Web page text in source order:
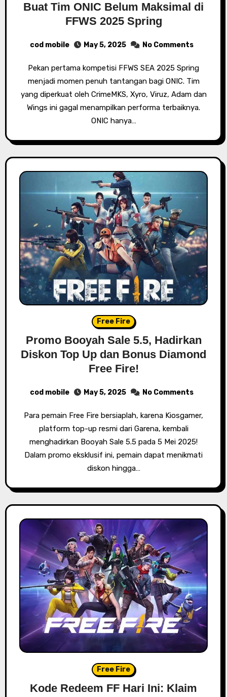
Buat Tim ONIC Belum Maksimal di
FFWS 2025 Spring
cod mobile May 5, 2025 No Comments
Pekan pertama kompetisi FFWS SEA 2025 Spring
menjadi momen penuh tantangan bagi ONIC. Tim
yang diperkuat oleh CrimeMKS, Xyro, Viruz, Adam dan
Wings ini gagal menampilkan performa terbaiknya.
ONIC hanya…
Free Fire
Promo Booyah Sale 5.5, Hadirkan
Diskon Top Up dan Bonus Diamond
Free Fire!
cod mobile May 5, 2025 No Comments
Para pemain Free Fire bersiaplah, karena Kiosgamer,
platform top-up resmi dari Garena, kembali
menghadirkan Booyah Sale 5.5 pada 5 Mei 2025!
Dalam promo eksklusif ini, pemain dapat menikmati
diskon hingga…
Free Fire
Kode Redeem FF Hari Ini: Klaim